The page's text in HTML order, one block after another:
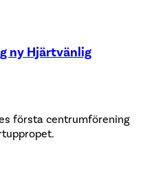
ny Hjärtvänlig
första centrumförening